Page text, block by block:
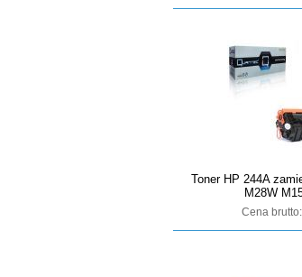
Toner HP 244A
M28W
Cena brutto: